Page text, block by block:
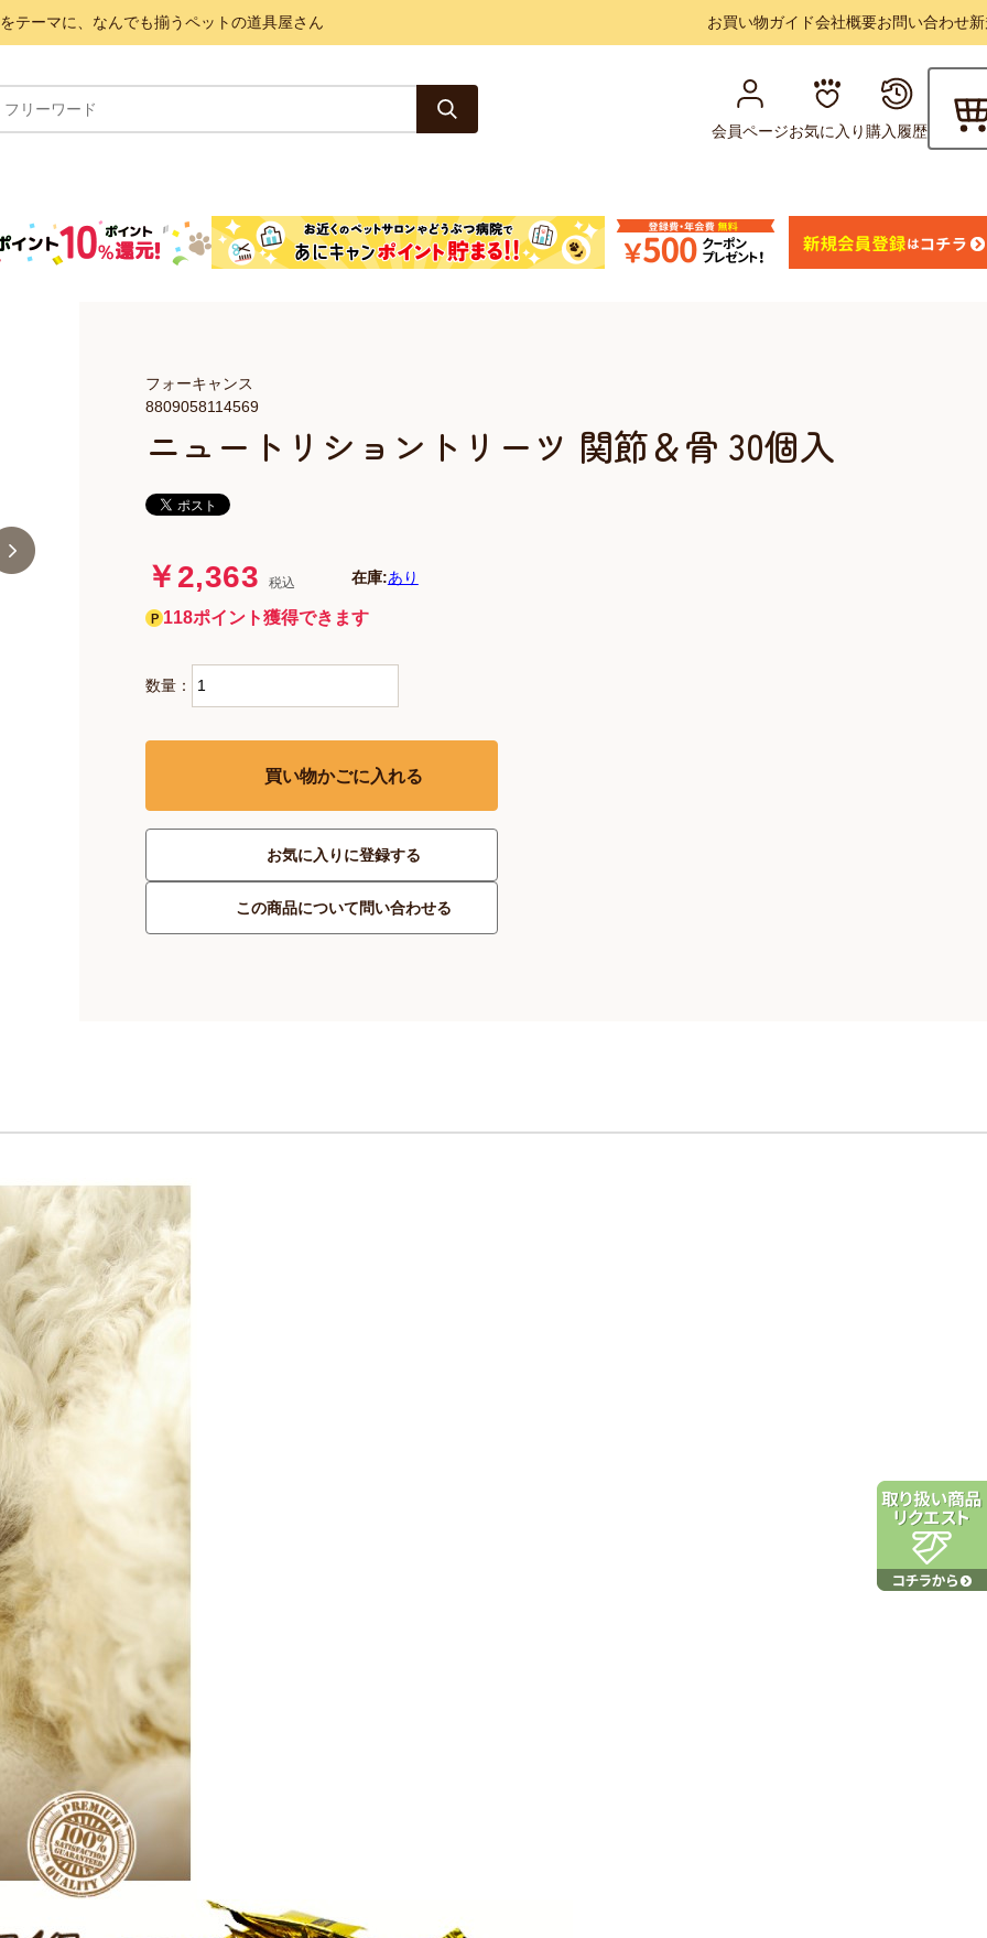
テーマに、なんでも揃うペットの道具屋さん お買い物ガイド会社概要お問い合わせ
会員ページお気に入り購入履歴
ニュートリショントリーツ 関節＆骨 30個入
8809058114569
フォーキャンス
￥2,363 税込 在庫:あり
118ポイント獲得できます
数量：
買い物かごに入れる
お気に入りに登録する
この商品について問い合わせる